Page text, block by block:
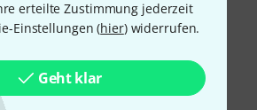
erteilte Zustimmung jederzeit
Einstellungen (hier) widerrufen.
Geht klar
Ordnung für den Kram zu Session